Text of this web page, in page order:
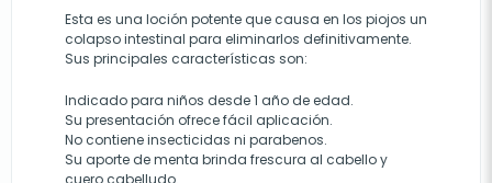
Esta es una loción potente que causa en los piojos un
colapso intestinal para eliminarlos definitivamente.
Sus principales características son:
Indicadopara niños desde 1 año de edad.
Su presentación ofrece fácil aplicación.
No contiene insecticidas ni parabenos.
Su aporte de menta brinda frescura al cabello y